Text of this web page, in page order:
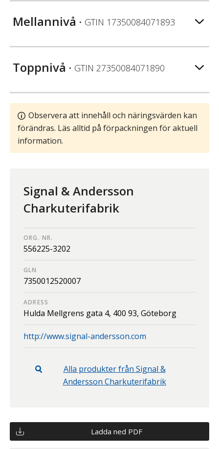
Mellannivå • GTIN 17350084071893
Toppnivå • GTIN 27350084071890
Observera att innehåll och näringsvärden kan
förändras. Läs alltid på förpackningen för aktuell
information.
Signal & Andersson
Charkuterifabrik
ORG. NR.
556225-3202
GLN
7350012520007
ADRESS
Hulda Mellgrens gata 4, 400 93, Göteborg
http://www.signal-andersson.com
Alla produkter från Signal &
Andersson Charkuterifabrik
Ladda ned PDF